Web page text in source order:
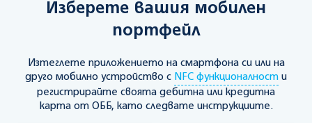
Изберете вашия мобилен
портфейл
Изтеглете приложението на смартфона си или на
друго мобилно устройство с NFC функционалност и
регистрирайте своята дебитна или кредитна
карта от ОББ, като следвате инструкциите.